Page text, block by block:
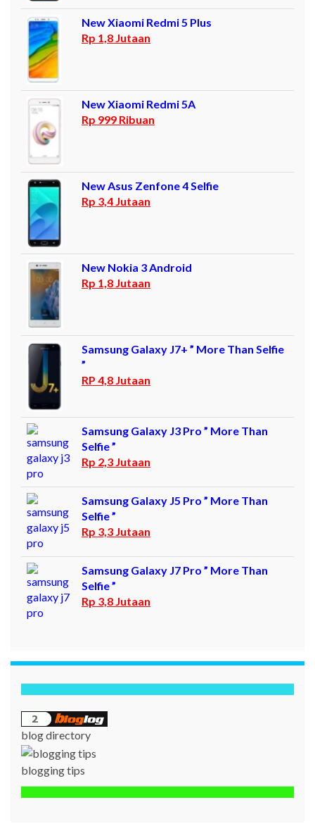
New Xiaomi Redmi 5 Plus
Rp 1,8 Jutaan
New Xiaomi Redmi 5A
Rp 999 Ribuan
New Asus Zenfone 4 Selfie
Rp 3,4 Jutaan
New Nokia 3 Android
Rp 1,8 Jutaan
Samsung Galaxy J7+ ” More Than Selfie
”
RP 4,8 Jutaan
Samsung Galaxy J3 Pro ” More Than
Selfie ”
Rp 2,3 Jutaan
Samsung Galaxy J5 Pro ” More Than
Selfie ”
Rp 3,3 Jutaan
Samsung Galaxy J7 Pro ” More Than
Selfie ”
Rp 3,8 Jutaan
blog directory
blogging tips